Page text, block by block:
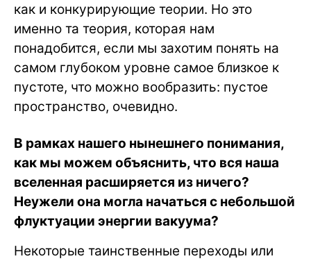
как и конкурирующие теории. Но это
именно та теория, которая нам
понадобится, если мы захотим понять на
самом глубоком уровне самое близкое к
пустоте, что можно вообразить: пустое
пространство, очевидно.
В рамках нашего нынешнего понимания,
как мы можем объяснить, что вся наша
вселенная расширяется из ничего?
Неужели она могла начаться с небольшой
флуктуации энергии вакуума?
Некоторые таинственные переходы или